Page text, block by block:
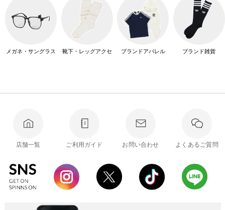
メガネ・サングラス 靴下・レッグアクセ ブランドアパレル ブランド雑貨
店舗一覧 ご利用ガイド お問い合わせ よくあるご質問